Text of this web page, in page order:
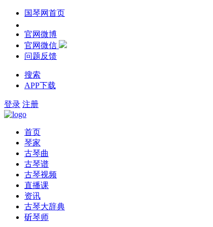
国琴网首页
官网微博
官网微信
问题反馈
搜索
APP下载
登录 注册
首页
琴家
古琴曲
古琴谱
古琴视频
直播课
资讯
古琴大辞典
斫琴师